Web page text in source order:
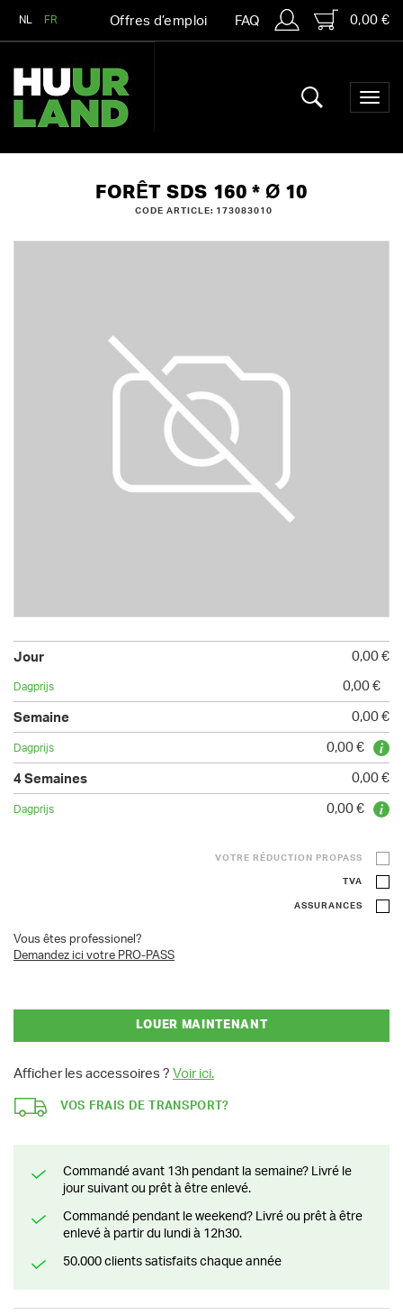
NL FR Offres d’emploi FAQ 0,00 €
FORÊT SDS 160 * Ø 10
CODE ARTICLE: 173083010
0,00 €
0,00 €
0,00 €
0,00 €
0,00 €
0,00 €
VOTRE RÉDUCTION PROPASS
TVA
ASSURANCES
Vous êtes professionel?
Demandez ici votre PRO-PASS
LOUER MAINTENANT
Afficher les accessoires ? Voir ici.
VOS FRAIS DE TRANSPORT?
Commandé avant 13h pendant la semaine? Livré le
jour suivant ou prêt à être enlevé.
Commandé pendant le weekend? Livré ou prêt à être
enlevé à partir du lundi à 12h30.
50.000 clients satisfaits chaque année